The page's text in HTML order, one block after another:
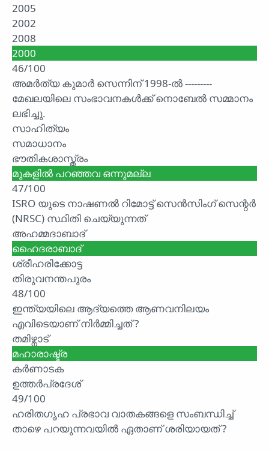
2005
2002
2008
2000
46/100
അമർത്യ കുമാർ സെന്നിന് 1998-ൽ ---------
മേഖലയിലെ സംഭാവനകൾക്ക് നൊബേൽ സമ്മാനം
ലഭിച്ചു.
സാഹിത്യം
സമാധാനം
ഭൗതികശാസ്ത്രം
മുകളിൽ പറഞ്ഞവ ഒന്നുമല്ല
47/100
ISRO യുടെ നാഷണൽ റിമോട്ട് സെൻസിംഗ് സെന്റർ
(NRSC) സ്ഥിതി ചെയ്യുന്നത്
അഹമ്മദാബാദ്
ഹൈദരാബാദ്
ശ്രീഹരിക്കോട്ട
തിരുവനന്തപുരം
48/100
ഇന്ത്യയിലെ ആദ്യത്തെ ആണവനിലയം
എവിടെയാണ് നിർമ്മിച്ചത് ?
തമിഴ്നാട്
മഹാരാഷ്ട്ര
കർണാടക
ഉത്തർപ്രദേശ്
49/100
ഹരിതഗൃഹ പ്രഭാവ വാതകങ്ങളെ സംബന്ധിച്ച്
താഴെ പറയുന്നവയിൽ ഏതാണ് ശരിയായത് ?